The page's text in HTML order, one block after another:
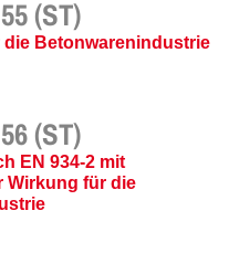
55 (ST)
die Betonwarenindustrie
56 (ST)
EN 934-2 mit
Wirkung für die